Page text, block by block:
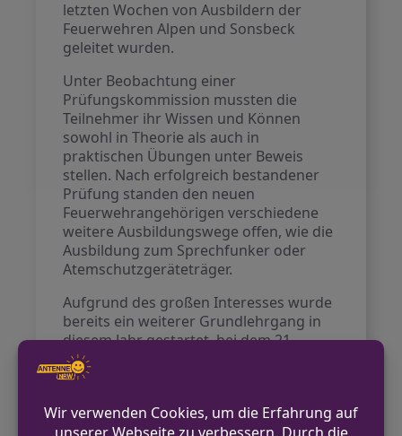
letzten Wochen von Ausbildern der
Feuerwehren Alpen und Sonsbeck
geleitet wurden.
Unter Beobachtung einer
Prüfungskommission mussten die
Teilnehmer ihr Wissen und Können
sowohl in Theorie als auch in
praktischen Übungen unter Beweis
stellen. Nach erfolgreich bestandener
Prüfung standen den neuen
Feuerwehrangehörigen verschiedene
weitere Ausbildungswege offen, wie die
Ausbildung zum Sprechfunker oder
Atemschutzgeräteträger.
Aufgrund des großen Interesses wurde
bereits ein weiterer Grundlehrgang in
diesem Jahr gestartet, bei dem 21
Teilnehmer, darunter fünf Frauen, ihre
Zwischenprüfung erfolgreich
Quereinsteigern und ehemaligen